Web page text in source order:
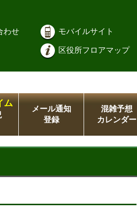
わせ モバイルサイト
区役所フロアマップ
ム
メール通知
登録
混雑予想
カレンダー